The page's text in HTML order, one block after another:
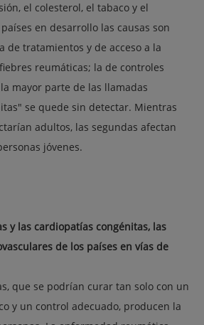
, el colesterol, el tabaco y el
en desarrollo las causas son
de tratamientos y de acceso a la
reumáticas; la de controles
mayor parte de las llamadas
se quede sin detectar. Mientras
adultos, las segundas afectan
jóvenes.
y las cardiopatías congénitas, las
de los países en vías de
que se podrían curar tan solo con un
y un control adecuado, producen la